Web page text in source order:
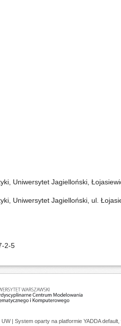
Uniwersytet Jagielloński,
Uniwersytet Jagielloński, ul.
2-5
UW | System oparty na platformie YADDAdefault,